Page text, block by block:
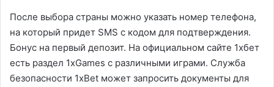
После выбора страны можно указать номер телефона,
на который придет SMS с кодом для подтверждения.
Бонус на первый депозит. На официальном сайте 1хбет
есть раздел 1xGames с различными играми. Служба
безопасности 1xBet может запросить документы для